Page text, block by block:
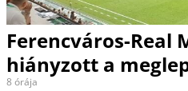
Ferencváros-Real
hiányzott a
8 órája